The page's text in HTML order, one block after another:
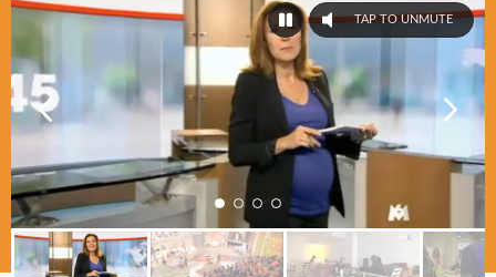
TAP TO UNMUTE